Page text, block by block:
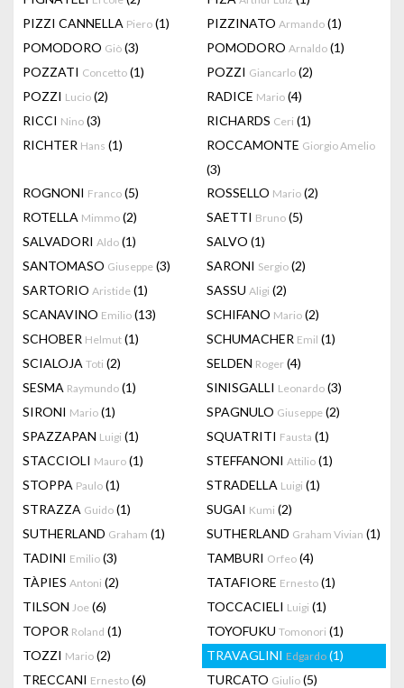
PIZZI CANNELLA Piero (1) PIZZINATO Armando (1)
POMODORO Giò (3) POMODORO Arnaldo (1)
POZZATI Concetto (1) POZZI Giancarlo (2)
POZZI Lucio (2) RADICE Mario (4)
RICCI Nino (3) RICHARDS Ceri (1)
RICHTER Hans (1) ROCCAMONTE Giorgio Amelio
(3)
ROGNONI Franco (5) ROSSELLO Mario (2)
ROTELLA Mimmo (2) SAETTI Bruno (5)
SALVADORI Aldo (1) SALVO (1)
SANTOMASO Giuseppe (3) SARONI Sergio (2)
SARTORIO Aristide (1) SASSU Aligi (2)
SCANAVINO Emilio (13) SCHIFANO Mario (2)
SCHOBER Helmut (1) SCHUMACHER Emil (1)
SCIALOJA Toti (2) SELDEN Roger (4)
SESMA Raymundo (1) SINISGALLI Leonardo (3)
SIRONI Mario (1) SPAGNULO Giuseppe (2)
SPAZZAPAN Luigi (1) SQUATRITI Fausta (1)
STACCIOLI Mauro (1) STEFFANONI Attilio (1)
STOPPA Paulo (1) STRADELLA Luigi (1)
STRAZZA Guido (1) SUGAI Kumi (2)
SUTHERLAND Graham (1) SUTHERLAND Graham Vivian (1)
TADINI Emilio (3) TAMBURI Orfeo (4)
TÀPIES Antoni (2) TATAFIORE Ernesto (1)
TILSON Joe (6) TOCCACIELI Luigi (1)
TOPOR Roland (1) TOYOFUKU Tomonori (1)
TOZZI Mario (2) TRAVAGLINI Edgardo (1)
TRECCANI Ernesto (6) TURCATO Giulio (5)